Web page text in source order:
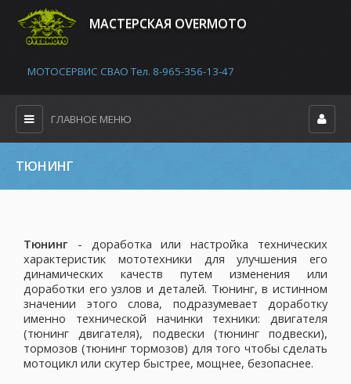
MАСТЕРСКАЯ OVERMOTO
МОТОСЕРВИС СВАО Тел. 8-965-356-13-47
ГЛАВНОЕ МЕНЮ
ТЮНИНГ
Тюнинг - доработка или настройка технических
характеристик мототехники для улучшения его
динамических качеств путем изменения или
доработки его узлов и деталей. Тюнинг, в истинном
значении этого слова, подразумевает доработку
именно технической начинки техники: двигателя
(тюнинг двигателя), подвески (тюнинг подвески),
тормозов (тюнинг тормозов) для того чтобы сделать
мотоцикл или скутер быстрее, мощнее, безопаснее.